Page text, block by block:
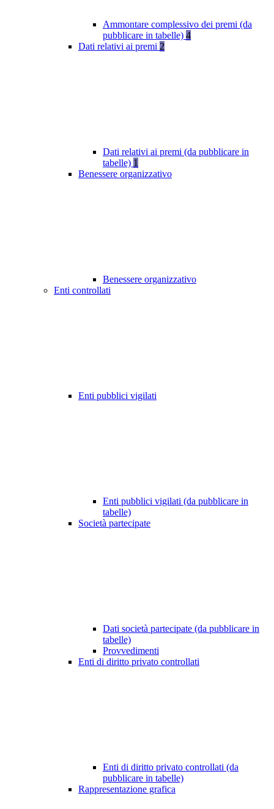
Ammontare complessivo dei premi (da
pubblicare in tabelle) 4
Dati relativi ai premi 2
Dati relativi ai premi (da pubblicare in
tabelle) 1
Benessere organizzativo
Benessere organizzativo
Enti controllati
Enti pubblici vigilati
Enti pubblici vigilati (da pubblicare in
tabelle)
Società partecipate
Dati società partecipate (da pubblicare in
tabelle)
Provvedimenti
Enti di diritto privato controllati
Enti di diritto privato controllati (da
pubblicare in tabelle)
Rappresentazione grafica